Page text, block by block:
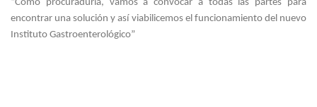
“Como procuraduría, vamos a convocar a todas las partes para
encontrar una solución y así viabilicemos el funcionamiento del nuevo
Instituto Gastroenterológico”